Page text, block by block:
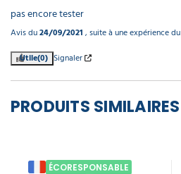
PRODUITS SIMILAIRES
ÉCORESPONSABLE
pas encore tester
Avis du24/09/2021 , suite à une expérience du
Utile(0) Signaler